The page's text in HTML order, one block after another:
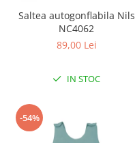
Saltea autogonflabila Nils
NC4062
89,00 Lei
IN STOC
-54%